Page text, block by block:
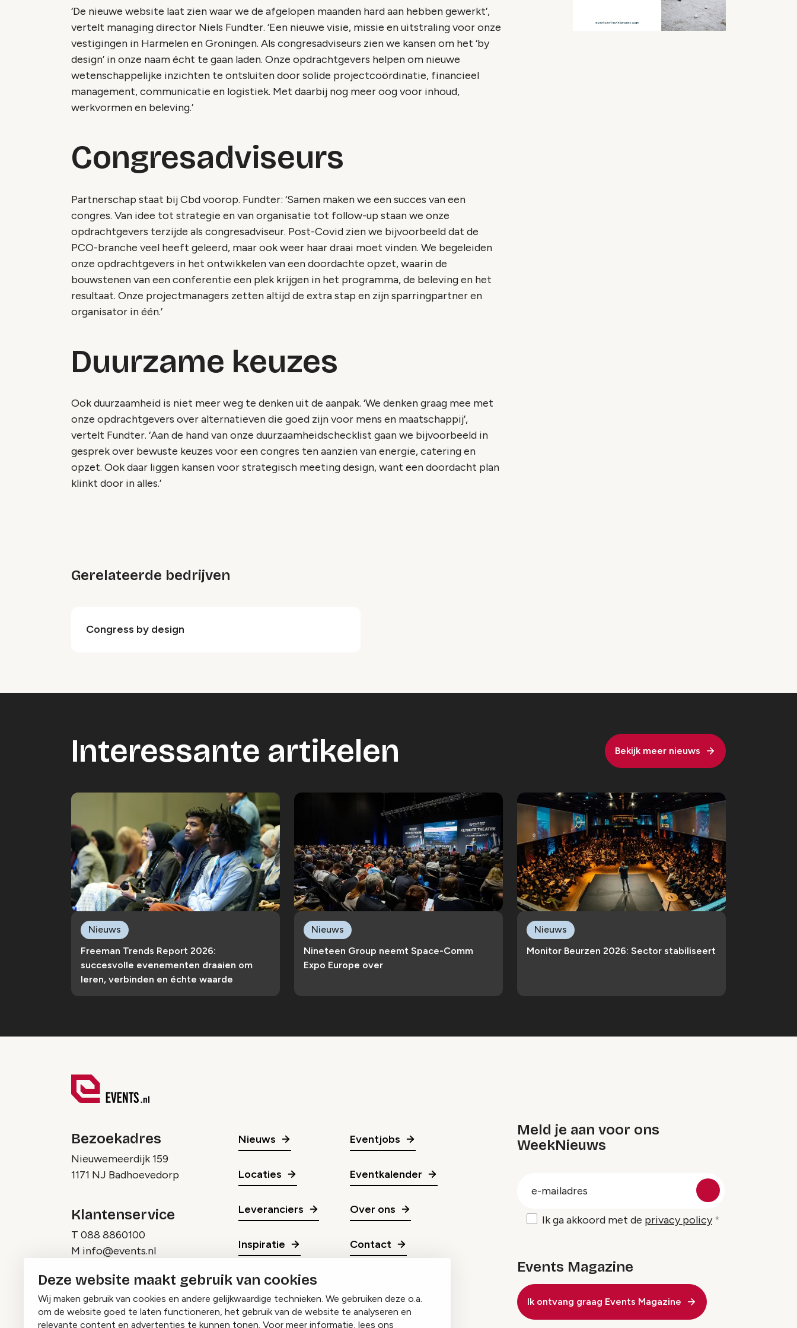
Deze website maakt gebruik van cookies
Wij maken gebruik van cookies en andere gelijkwaardige technieken. We gebruiken deze o.a.
om de website goed te laten functioneren, het gebruik van de website te analyseren en
relevante content en advertenties te kunnen tonen. Voor meer informatie, lees ons
‘De nieuwe website laat zien waar we de afgelopen maanden hard aan hebben gewerkt’,
vertelt managing director Niels Fundter. ‘Een nieuwe visie, missie en uitstraling voor onze
vestigingen in Harmelen en Groningen. Als congresadviseurs zien we kansen om het ‘by
design’ in onze naam écht te gaan laden. Onze opdrachtgevers helpen om nieuwe
wetenschappelijke inzichten te ontsluiten door solide projectcoördinatie, financieel
management, communicatie en logistiek. Met daarbij nog meer oog voor inhoud,
werkvormen en beleving.’
Congresadviseurs
Partnerschap staat bij Cbd voorop. Fundter: ‘Samen maken we een succes van een
congres. Van idee tot strategie en van organisatie tot follow-up staan we onze
opdrachtgevers terzijde als congresadviseur. Post-Covid zien we bijvoorbeeld dat de
PCO-branche veel heeft geleerd, maar ook weer haar draai moet vinden. We begeleiden
onze opdrachtgevers in het ontwikkelen van een doordachte opzet, waarin de
bouwstenen van een conferentie een plek krijgen in het programma, de beleving en het
resultaat. Onze projectmanagers zetten altijd de extra stap en zijn sparringpartner en
organisator in één.’
Duurzame keuzes
Ook duurzaamheid is niet meer weg te denken uit de aanpak. ‘We denken graag mee met
onze opdrachtgevers over alternatieven die goed zijn voor mens en maatschappij’,
vertelt Fundter. ‘Aan de hand van onze duurzaamheidschecklist gaan we bijvoorbeeld in
gesprek over bewuste keuzes voor een congres ten aanzien van energie, catering en
opzet. Ook daar liggen kansen voor strategisch meeting design, want een doordacht plan
klinkt door in alles.’
Gerelateerde bedrijven
Congress by design
Interessante artikelen Bekijk meer nieuws
Freeman Trends Report 2026:
succesvolle evenementen draaien om
leren, verbinden en échte waarde
Nieuws
Nineteen Group neemt Space-Comm
Expo Europe over
Nieuws
Monitor Beurzen 2026: Sector stabiliseert
Nieuws
Bezoekadres
Nieuwemeerdijk 159
1171 NJ Badhoevedorp
Klantenservice
T 088 8860100
M info@events.nl
Nieuws
Locaties
Leveranciers
Inspiratie
Eventjobs
Eventkalender
Over ons
Contact
Meld je aan voor ons
WeekNieuws
Ik ga akkoord met de privacy policy
Events Magazine
Ik ontvang graag Events Magazine